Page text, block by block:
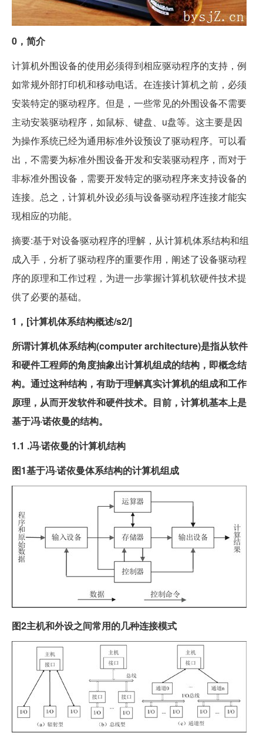
0，简介
计算机外围设备的使用必须得到相应驱动程序的支持，例
如常规外部打印机和移动电话。在连接计算机之前，必须
安装特定的驱动程序。但是，一些常见的外围设备不需要
主动安装驱动程序，如鼠标、键盘、u盘等。这主要是因
为操作系统已经为通用标准外设预设了驱动程序。可以看
出，不需要为标准外围设备开发和安装驱动程序，而对于
非标准外围设备，需要开发特定的驱动程序来支持设备的
连接。总之，计算机外设必须与设备驱动程序连接才能实
现相应的功能。
摘要:基于对设备驱动程序的理解，从计算机体系结构和组
成入手，分析了驱动程序的重要作用，阐述了设备驱动程
序的原理和工作过程，为进一步掌握计算机软硬件技术提
供了必要的基础。
1，[计算机体系结构概述/s2/]
所谓计算机体系结构(computer architecture)是指从软件
和硬件工程师的角度抽象出计算机组成的结构，即概念结
构。通过这种结构，有助于理解真实计算机的组成和工作
原理，从而开发软件和硬件技术。目前，计算机基本上是
基于冯·诺依曼的结构。
1.1 .冯·诺依曼的计算机结构
图1基于冯·诺依曼体系结构的计算机组成
图2主机和外设之间常用的几种连接模式